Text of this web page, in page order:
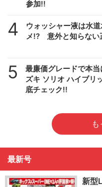
参加!!
4
ウォッシャー液は水
メ!? 意外と知らない
5
最廉価グレードで本
ズキ ソリオ ハイブリ
底チェック!!
最新号
新型